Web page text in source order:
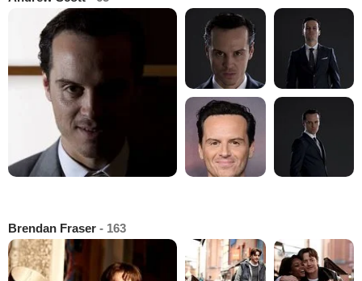
Brendan Fraser - 163